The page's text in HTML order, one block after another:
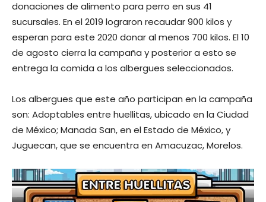
donaciones de alimento para perro en sus 41
sucursales. En el 2019 lograron recaudar 900 kilos y
esperan para este 2020 donar al menos 700 kilos. El 10
de agosto cierra la campaña y posterior a esto se
entrega la comida a los albergues seleccionados.
Los albergues que este año participan en la campaña
son: Adoptables entre huellitas, ubicado en la Ciudad
de México; Manada San, en el Estado de México, y
Juguecan, que se encuentra en Amacuzac, Morelos.